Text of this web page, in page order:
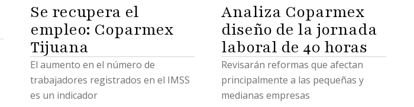
Se recupera el
empleo: Coparmex
Tijuana
El aumento en el número de
trabajadores registrados en el IMSS
es un indicador
Analiza Coparmex
diseño de la jornada
laboral de 40 horas
Revisarán reformas que afectan
principalmente a las pequeñas y
medianas empresas